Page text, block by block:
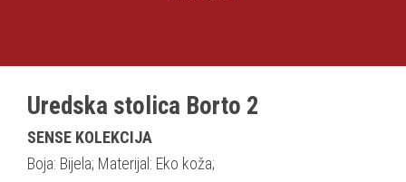
Uredska stolica Borto 2
SENSE KOLEKCIJA
Boja: Bijela; Materijal: Eko koža;